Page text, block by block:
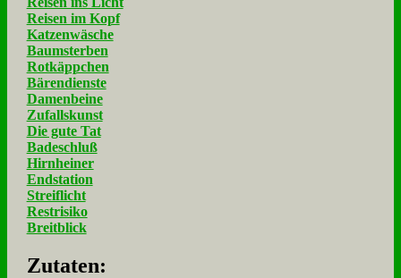
Reisen im Kopf
Katzenwäsche
Baumsterben
Rotkäppchen
Bärendienste
Damenbeine
Zufallskunst
Die gute Tat
Badeschluß
Hirnheiner
Endstation
Streiflicht
Restrisiko
Breitblick
Zu­ta­ten: